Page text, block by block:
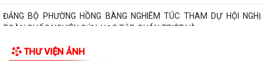
ĐẢNG BỘ PHƯỜNG HỒNG BÀNG NGHIÊM TÚC THAM DỰ HỘI NGHỊ
TOÀN QUỐC NGHIÊN CỨU, HỌC TẬP, QUÁN TRIỆT VÀ...
THƯ VIỆN ẢNH